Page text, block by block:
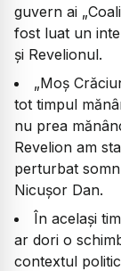
guvern ai
fost luat un
și Revelionul.
„Moș
tot timpul
nu prea
Revelion am
perturbat
Nicușor Dan.
În același
ar dori o
contextul